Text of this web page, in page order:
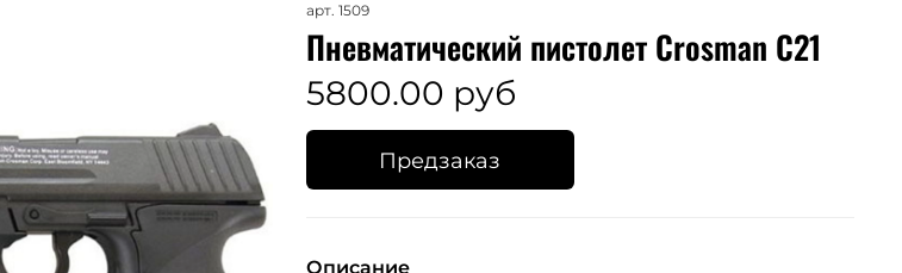
арт. 1509
Пневматический пистолет Crosman C21
5800.00 руб
Предзаказ
Описание